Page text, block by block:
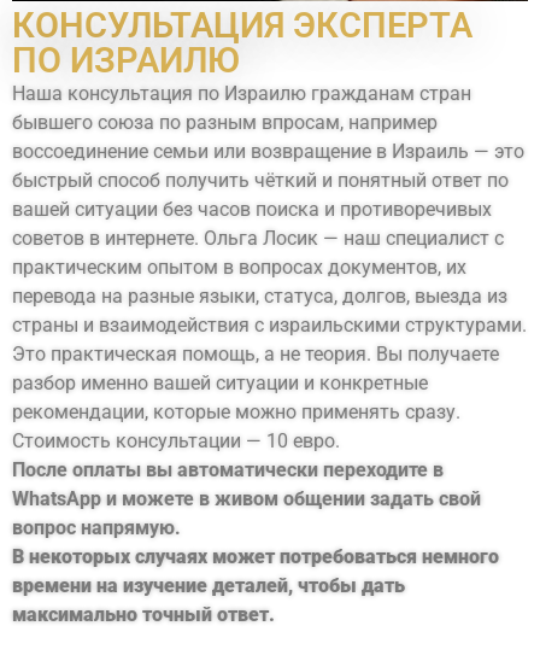
КОНСУЛЬТАЦИЯ ЭКСПЕРТА
ПО ИЗРАИЛЮ
Наша консультация по Израилю гражданам стран
бывшего союза по разным впросам, например
воссоединение семьи или возвращение в Израиль — это
быстрый способ получить чёткий и понятный ответ по
вашей ситуации без часов поиска и противоречивых
советов в интернете. Ольга Лосик — наш специалист с
практическим опытом в вопросах документов, их
перевода на разные языки, статуса, долгов, выезда из
страны и взаимодействия с израильскими структурами.
Это практическая помощь, а не теория. Вы получаете
разбор именно вашей ситуации и конкретные
рекомендации, которые можно применять сразу.
Стоимость консультации — 10 евро.
После оплаты вы автоматически переходите в
WhatsApp и можете в живом общении задать свой
вопрос напрямую.
В некоторых случаях может потребоваться немного
времени на изучение деталей, чтобы дать
максимально точный ответ.